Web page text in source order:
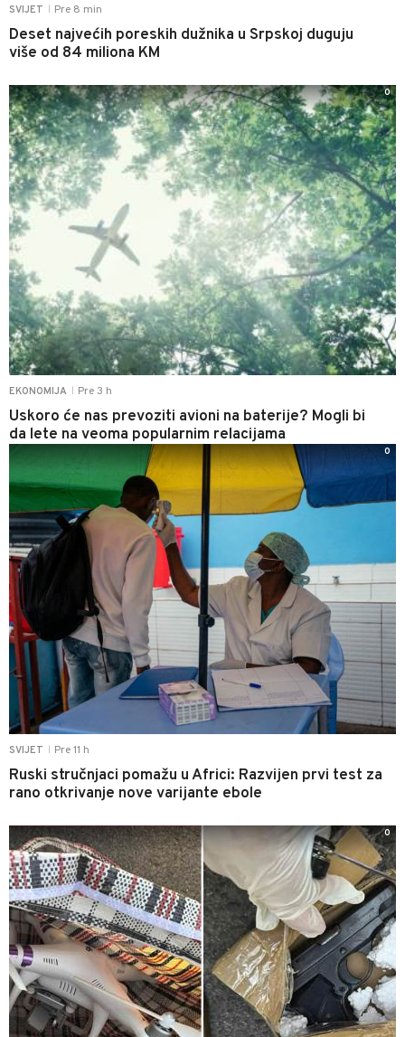
SVIJET Pre 8 min
Deset najvećih poreskih dužnika u Srpskoj duguju
više od 84 miliona KM
EKONOMIJA Pre 3 h
Uskoro će nas prevoziti avioni na baterije? Mogli bi
da lete na veoma popularnim relacijama
0
SVIJET Pre 11 h
Ruski stručnjaci pomažu u Africi: Razvijen prvi test za
rano otkrivanje nove varijante ebole
0
0